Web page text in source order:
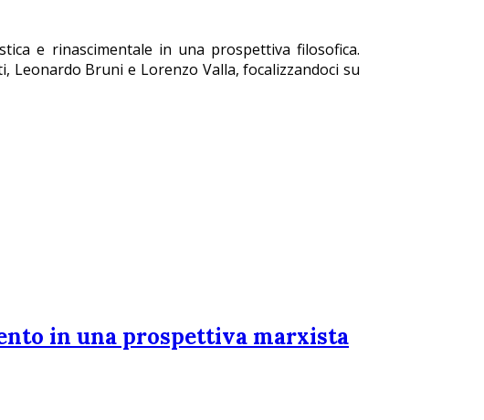
e rinascimentale in una prospettiva filosofica.
Bruni e Lorenzo Valla, focalizzandoci su
in una prospettiva marxista